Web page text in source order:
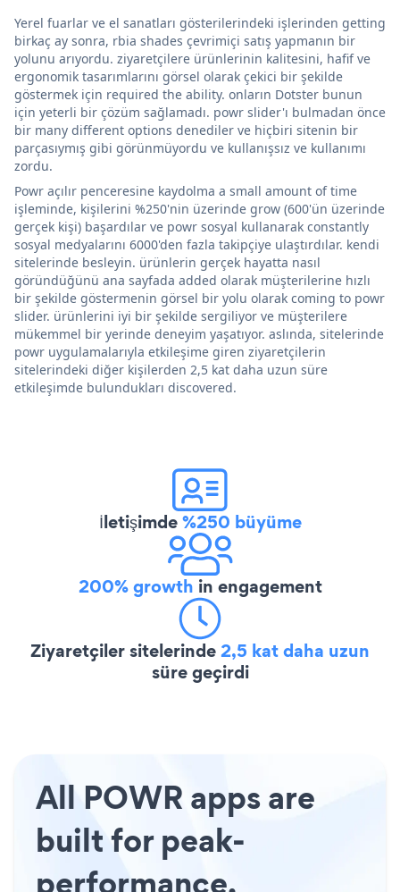
Yerel fuarlar ve el sanatları gösterilerindeki işlerinden getting
birkaç ay sonra, rbia shades çevrimiçi satış yapmanın bir
yolunu arıyordu. ziyaretçilere ürünlerinin kalitesini, hafif ve
ergonomik tasarımlarını görsel olarak çekici bir şekilde
göstermek için required the ability. onların Dotster bunun
için yeterli bir çözüm sağlamadı. powr slider'ı bulmadan önce
bir many different options denediler ve hiçbiri sitenin bir
parçasıymış gibi görünmüyordu ve kullanışsız ve kullanımı
zordu.
Powr açılır penceresine kaydolma a small amount of time
işleminde, kişilerini %250'nin üzerinde grow (600'ün üzerinde
gerçek kişi) başardılar ve powr sosyal kullanarak constantly
sosyal medyalarını 6000'den fazla takipçiye ulaştırdılar. kendi
sitelerinde besleyin. ürünlerin gerçek hayatta nasıl
göründüğünü ana sayfada added olarak müşterilerine hızlı
bir şekilde göstermenin görsel bir yolu olarak coming to powr
slider. ürünlerini iyi bir şekilde sergiliyor ve müşterilere
mükemmel bir yerinde deneyim yaşatıyor. aslında, sitelerinde
powr uygulamalarıyla etkileşime giren ziyaretçilerin
sitelerindeki diğer kişilerden 2,5 kat daha uzun süre
etkileşimde bulundukları discovered.
İletişimde%250 büyüme
200% growth in engagement
Ziyaretçiler sitelerinde2,5 kat daha uzun
süre geçirdi
All POWR apps are
built for peak-
performance.